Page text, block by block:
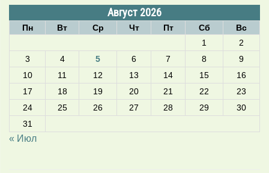
Август 2026
Пн Вт Ср Чт Пт Сб
Вс
1
2
3
4 5 6 7 8
9
10
11 12 13 14 15
16
17
18 19 20 21 22
23
24
25 26 27 28 29
30
31
« Июл